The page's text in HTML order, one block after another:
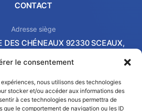
le consentement
nous utilisons des technologies
stocker et/ou accéder aux informations des
à ces technologies nous permettra de
que le comportement de navigation ou les ID
CONTACT
Adresse siège
DES CHÉNEAUX 92330 SCEAUX,
commercial & Showroom
GILLES DE GENNES 37540 SAINT-
SUR-LOIRE, FRANCE
Email